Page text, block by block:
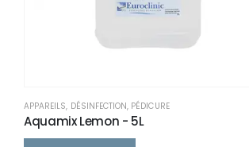
APPAREILS, DÉSINFECTION, PÉDICURE
Aquamix Lemon - 5L